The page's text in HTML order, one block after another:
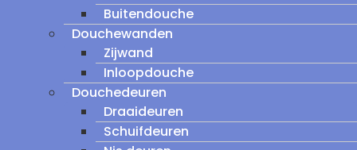
Buitendouche
Douchewanden
Zijwand
Inloopdouche
Douchedeuren
Draaideuren
Schuifdeuren